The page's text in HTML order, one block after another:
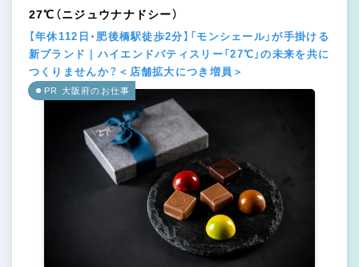
27℃（ニジュウナナドシー）
【年休112日・肥後橋駅徒歩2分】「モンシェール」が手掛ける
新ブランド｜ハイエンドパティスリー「27℃」の未来を共に
つくりませんか？＜店舗拡大につき増員＞
PR 大阪府のお仕事